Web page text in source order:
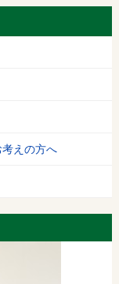
えの方へ